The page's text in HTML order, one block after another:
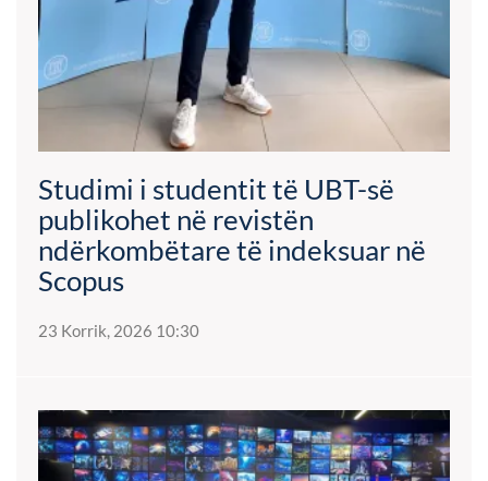
Studimi i studentit të UBT-së
publikohet në revistën
ndërkombëtare të indeksuar në
Scopus
23 Korrik, 2026 10:30